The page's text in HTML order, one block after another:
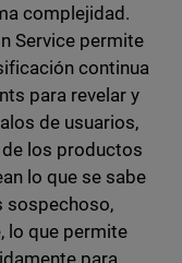
complejidad.
Service permite
continua
para revelar y
de usuarios,
los productos
lo que se sabe
sospechoso,
lo que permite
para